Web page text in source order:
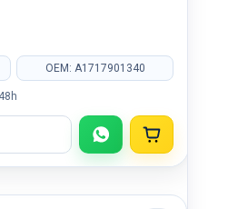
OEM: A1717901340